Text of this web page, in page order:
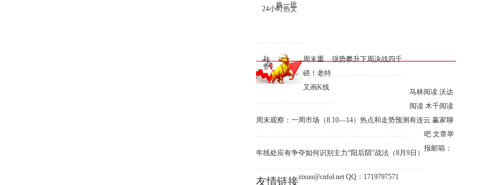
24小时热文
换一批
周末重
磅！老特
又画K线
强势攀升下周决战四千
周末观察：一周市场（8.10—14）热点和走势预测
年线处应有争夺如何识别主力“阳后阴”战法（8月9日）
友情链接
马林阅读 沃达
阅读 木千阅读
有连云 赢家聊
吧 文章举
报邮箱：
zixun@cnfol.net QQ：1719797571